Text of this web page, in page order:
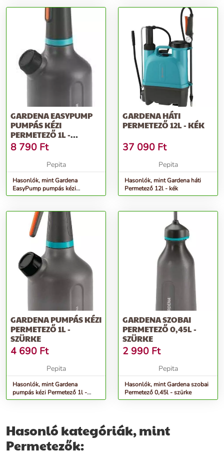
GARDENA EASYPUMP
PUMPÁS KÉZI
PERMETEZŐ 1L -
SZÜRKE
8 790 Ft
Pepita
Hasonlók, mint Gardena
EasyPump pumpás kézi
Permetező 1l - szürke
GARDENA HÁTI
PERMETEZŐ 12L - KÉK
37 090 Ft
Pepita
Hasonlók, mint Gardena háti
Permetező 12l - kék
GARDENA PUMPÁS KÉZI
PERMETEZŐ 1L -
SZÜRKE
4 690 Ft
Pepita
Hasonlók, mint Gardena
pumpás kézi Permetező 1l -
szürke
GARDENA SZOBAI
PERMETEZŐ 0,45L -
SZÜRKE
2 990 Ft
Pepita
Hasonlók, mint Gardena szobai
Permetező 0,45l - szürke
Hasonló kategóriák, mint
Permetezők: